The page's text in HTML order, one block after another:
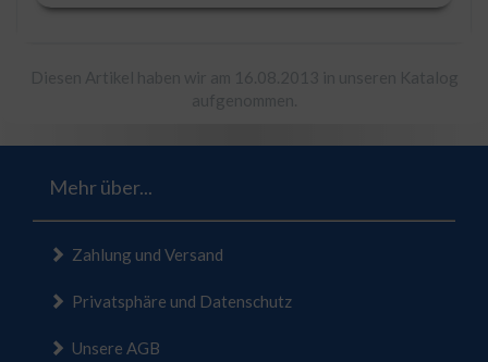
Mehr über...
Zahlung und Versand
Privatsphäre und Datenschutz
Unsere AGB